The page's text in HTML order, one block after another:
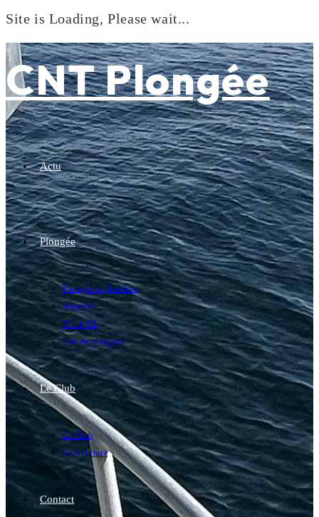
Site is Loading, Please wait...
to
content
CNT Plongée
Actu
Plongée
Plongée exploration
Baptême
N1 et N2
Site de plongées
Le Club
Le Club
La structure
Contact